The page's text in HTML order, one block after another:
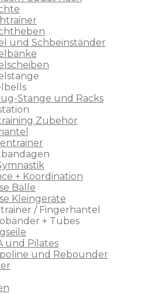
und Schbeinständer
Stange und Racks
Zubehör
+ Koordination
Bälle
Kleingeräte
/ Fingerhantel
+ Tubes
und Pilates
und Rebounder